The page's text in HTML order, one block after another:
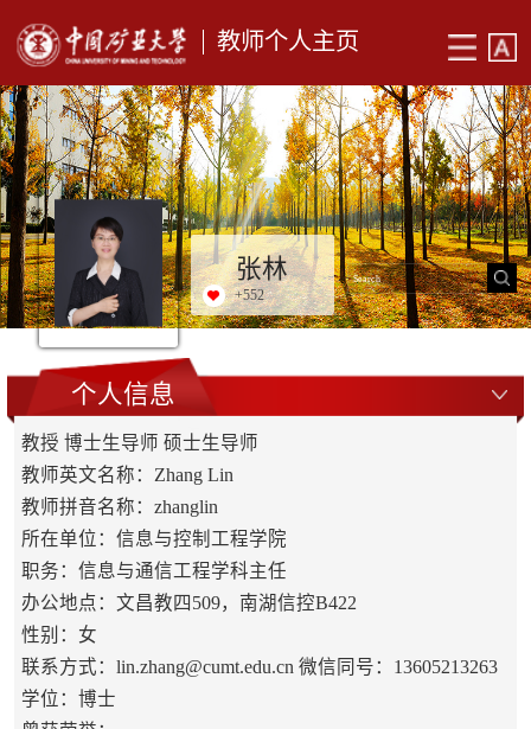
教师个人主页
张林
+552
个人信息
教授 博士生导师 硕士生导师
教师英文名称：Zhang Lin
教师拼音名称：zhanglin
所在单位：信息与控制工程学院
职务：信息与通信工程学科主任
办公地点：文昌教四509，南湖信控B422
性别：女
联系方式：lin.zhang@cumt.edu.cn 微信同号：13605213263
学位：博士